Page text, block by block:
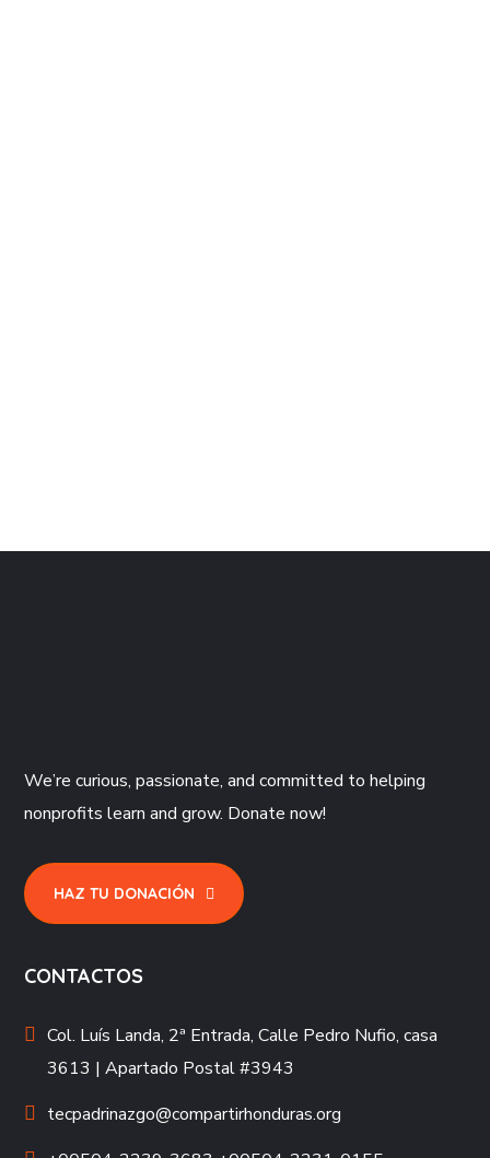
We’re curious, passionate, and committed to helping
nonprofits learn and grow. Donate now!
HAZ TU DONACIÓN
CONTACTOS
Col. Luís Landa, 2ª Entrada, Calle Pedro Nufio, casa
3613 | Apartado Postal #3943
tecpadrinazgo@compartirhonduras.org